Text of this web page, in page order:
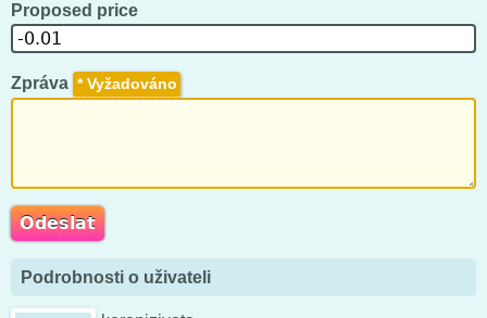
Proposed price
Zpráva *
Podrobnosti o uživateli